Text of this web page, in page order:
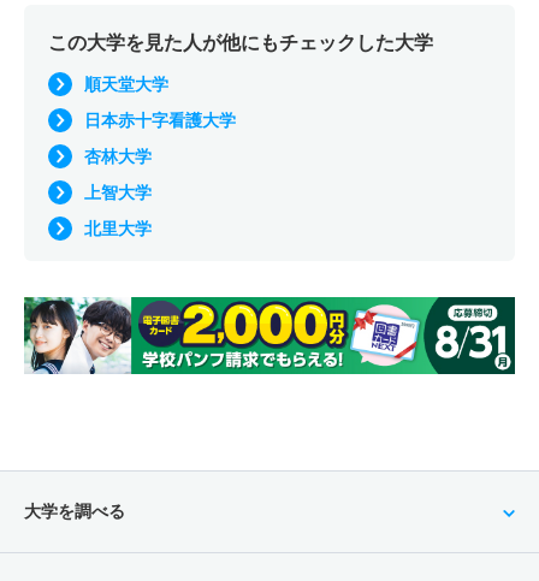
この大学を見た人が他にもチェックした大学
順天堂大学
日本赤十字看護大学
杏林大学
上智大学
北里大学
大学を調べる